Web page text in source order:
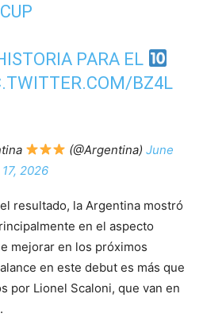
PARA EL
BZ4L
(@Argentina)June
17, 2026
resultado, la Argentina mostró
en el aspecto
mejorar en los próximos
en este debut es más que
por Lionel Scaloni, que van en